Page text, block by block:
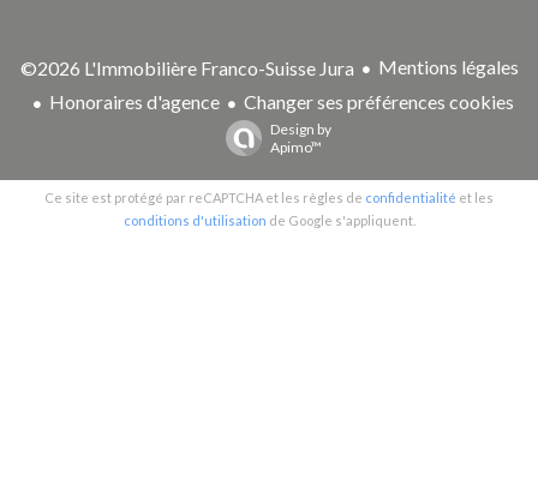
©2026 L'Immobilière Franco-Suisse Jura
Mentions légales
Honoraires d'agence
Changer ses préférences cookies
Design by
Apimo™
Ce site est protégé par reCAPTCHA et les règles de confidentialité et les
conditions d'utilisation de Google s'appliquent.